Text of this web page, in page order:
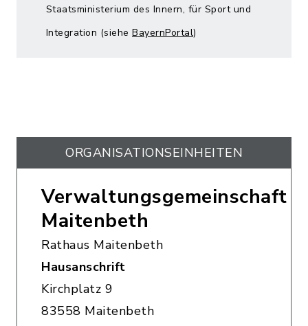
Staatsministerium des Innern, für Sport und
Integration (siehe BayernPortal)
ORGANISATIONS­EINHEITEN
Verwaltungsgemeinschaft
Maitenbeth
Rathaus Maitenbeth
Hausanschrift
Kirchplatz 9
83558 Maitenbeth